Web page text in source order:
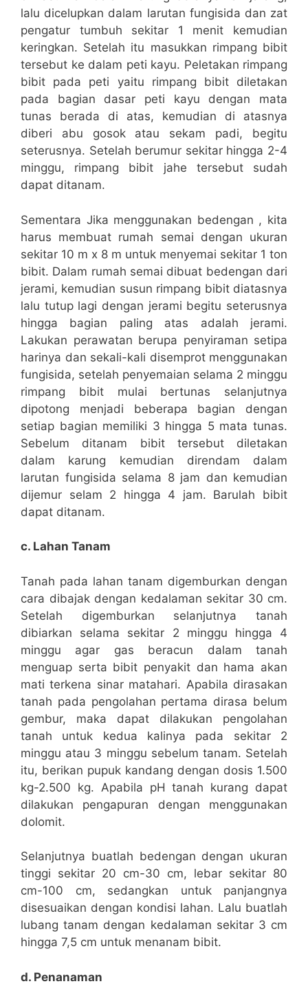
lalu dicelupkan dalam larutan fungisida dan zat
pengatur tumbuh sekitar 1 menit kemudian
keringkan. Setelah itu masukkan rimpang bibit
tersebut ke dalam peti kayu. Peletakan rimpang
bibit pada peti yaitu rimpang bibit diletakan
pada bagian dasar peti kayu dengan mata
tunas berada di atas, kemudian di atasnya
diberi abu gosok atau sekam padi, begitu
seterusnya. Setelah berumur sekitar hingga 2-4
minggu, rimpang bibit jahe tersebut sudah
dapat ditanam.
Sementara Jika menggunakan bedengan , kita
harus membuat rumah semai dengan ukuran
sekitar 10 m x 8 m untuk menyemai sekitar 1 ton
bibit. Dalam rumah semai dibuat bedengan dari
jerami, kemudian susun rimpang bibit diatasnya
lalu tutup lagi dengan jerami begitu seterusnya
hingga bagian paling atas adalah jerami.
Lakukan perawatan berupa penyiraman setipa
harinya dan sekali-kali disemprot menggunakan
fungisida, setelah penyemaian selama 2 minggu
rimpang bibit mulai bertunas selanjutnya
dipotong menjadi beberapa bagian dengan
setiap bagian memiliki 3 hingga 5 mata tunas.
Sebelum ditanam bibit tersebut diletakan
dalam karung kemudian direndam dalam
larutan fungisida selama 8 jam dan kemudian
dijemur selam 2 hingga 4 jam. Barulah bibit
dapat ditanam.
c. Lahan Tanam
Tanah pada lahan tanam digemburkan dengan
cara dibajak dengan kedalaman sekitar 30 cm.
Setelah digemburkan selanjutnya tanah
dibiarkan selama sekitar 2 minggu hingga 4
minggu agar gas beracun dalam tanah
menguap serta bibit penyakit dan hama akan
mati terkena sinar matahari. Apabila dirasakan
tanah pada pengolahan pertama dirasa belum
gembur, maka dapat dilakukan pengolahan
tanah untuk kedua kalinya pada sekitar 2
minggu atau 3 minggu sebelum tanam. Setelah
itu, berikan pupuk kandang dengan dosis 1.500
kg-2.500 kg. Apabila pH tanah kurang dapat
dilakukan pengapuran dengan menggunakan
dolomit.
Selanjutnya buatlah bedengan dengan ukuran
tinggi sekitar 20 cm-30 cm, lebar sekitar 80
cm-100 cm, sedangkan untuk panjangnya
disesuaikan dengan kondisi lahan. Lalu buatlah
lubang tanam dengan kedalaman sekitar 3 cm
hingga 7,5 cm untuk menanam bibit.
d. Penanaman